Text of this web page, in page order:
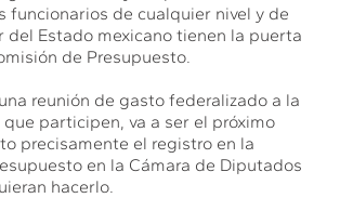
funcionarios de cualquier nivel y de
del Estado mexicano tienen la puerta
de Presupuesto.
reunión de gasto federalizado a la
participen, va a ser el próximo
precisamente el registro en la
en la Cámara de Diputados
hacerlo.